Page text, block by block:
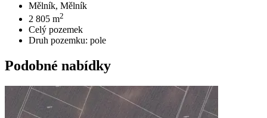
Mělník, Mělník
2 805 m2
Celý pozemek
Druh pozemku: pole
Podobné nabídky